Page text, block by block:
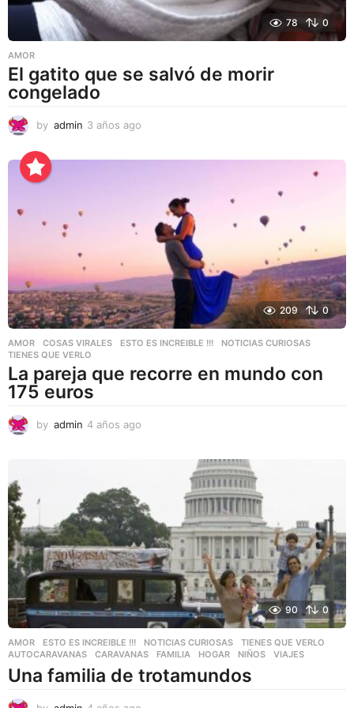
78 0
AMOR
El gatito que se salvó de morir
congelado
by admin 3 años ago
209 0
AMOR ,COSAS VIRALES ,ESTO ES INCREIBLE !!! ,NOTICIAS CURIOSAS
TIENES QUE VERLO
La pareja que recorre en mundo con
175 euros
by admin 4 años ago
a
g
90 0
AMOR ,ESTO ES INCREIBLE !!! ,NOTICIAS CURIOSAS ,TIENES QUE VERLO
AUTOCARAVANAS
,CARAVANAS ,FAMILIA ,HOGAR ,NIÑOS ,VIAJES
Una familia de trotamundos